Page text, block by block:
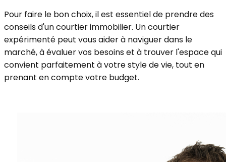
Pour faire le bon choix, il est essentiel de prendre des
conseils d'un courtier immobilier. Un courtier
expérimenté peut vous aider à naviguer dans le
marché, à évaluer vos besoins et à trouver l'espace qui
convient parfaitement à votre style de vie, tout en
prenant en compte votre budget.